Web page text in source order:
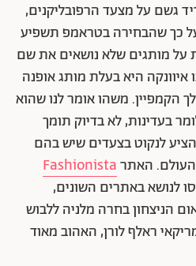
גשם על מצעד הרפובליקנים,
כך שהבחירה בטראמפ תשפיע
על מותגים שלא נושאים את שם
היא בעלת מותג אופנה
הקמפיין. משהו אומר לנו שהוא
בעדינות, לא בדיוק תומך
לנקוט בצעדים שיש בהם
העולם. האתרFashionista
לנושא באתרים השונים,
הניצחון בחרה מלניה ללבוש
ראלף לורן, האהוב מאוד